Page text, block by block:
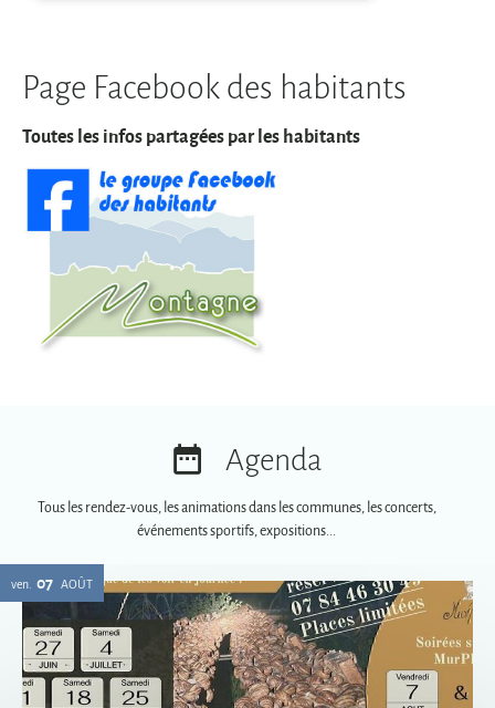
Agenda
Tous les rendez-vous, les animations dans les communes, les concerts,
Soirées spéciales MurPhy's